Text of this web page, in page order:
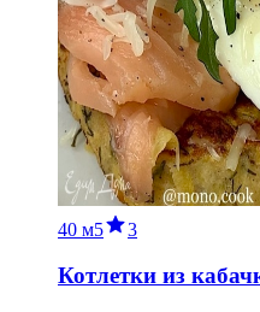
40 м5 3
Котлетки из